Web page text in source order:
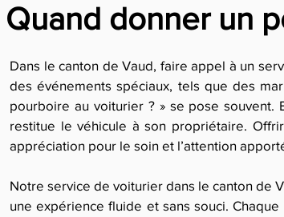
Quand donner un
Dans le canton de Vaud, faire appel à un
des événements spéciaux, tels que des
pourboire au voiturier ? » se pose
restitue le véhicule à son propriétaire.
appréciation pour le soin et l’attention
Notre service de voiturier dans le canton de
une expérience fluide et sans souci.